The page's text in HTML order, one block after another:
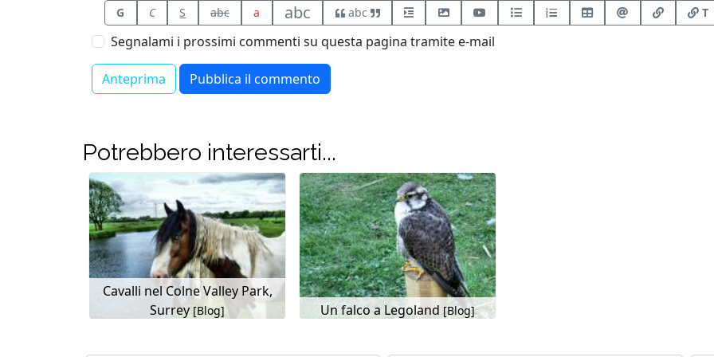
G C S abc a abc abc T
Segnalami i prossimi commenti su questa pagina tramite e-mail
Potrebbero interessarti...
Cavalli nel Colne Valley Park,
Surrey [Blog] Un falco a Legoland [Blog]